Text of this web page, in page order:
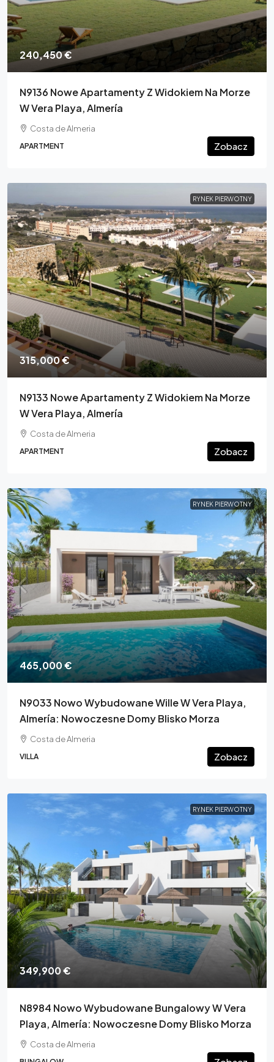
240,450 €
N9136 Nowe Apartamenty Z Widokiem Na Morze
W Vera Playa, Almería
Costa de Almeria
APARTMENT Zobacz
RYNEK PIERWOTNY
315,000 €
N9133 Nowe Apartamenty Z Widokiem Na Morze
W Vera Playa, Almería
Costa de Almeria
APARTMENT Zobacz
RYNEK PIERWOTNY
465,000 €
N9033 Nowo Wybudowane Wille W Vera Playa,
Almería: Nowoczesne Domy Blisko Morza
Costa de Almeria
VILLA Zobacz
RYNEK PIERWOTNY
349,900 €
N8984 Nowo Wybudowane Bungalowy W Vera
Playa, Almería: Nowoczesne Domy Blisko Morza
Costa de Almeria